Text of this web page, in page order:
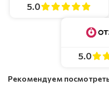
5.0
5.0
Рекомендуем